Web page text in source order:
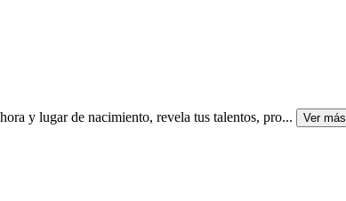
y lugar de nacimiento, revela tus talentos, pro... Ver más